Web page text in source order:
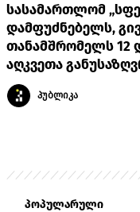
სასამართლომ
დამფუძნებელს,
თანამშრომელს 12
აღკვეთა
პუბლიკა
პოპულარული